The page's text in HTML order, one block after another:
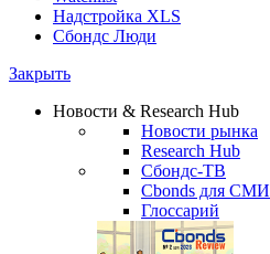
Надстройка XLS
Сбондс Люди
Закрыть
Новости & Research Hub
Новости рынка
Research Hub
Сбондс-ТВ
Cbonds для СМИ
Глоссарий